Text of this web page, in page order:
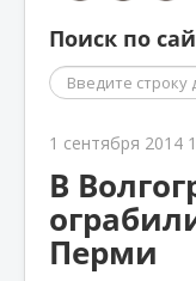
Поиск по
Поиск
1 сентября 2014
В
Перми